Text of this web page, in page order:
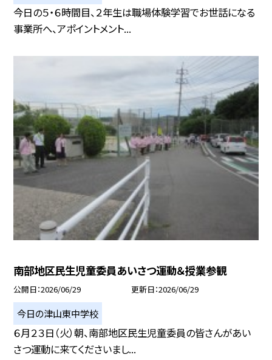
今日の５・６時間目、２年生は職場体験学習でお世話になる
事業所へ、アポイントメント...
南部地区民生児童委員あいさつ運動＆授業参観
公開日 2026/06/29 更新日 2026/06/29
今日の津山東中学校
６月２３日（火）朝、南部地区民生児童委員の皆さんがあい
さつ運動に来てくださいまし...